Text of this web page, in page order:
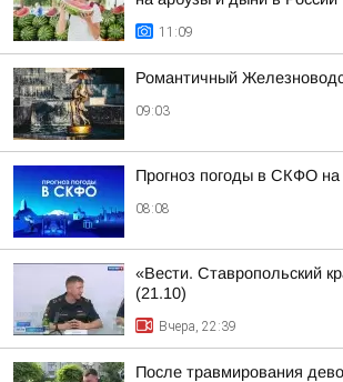
11:09
Романтичный
09:03
Прогноз погоды в СКФО на
08:08
«Вести. Ставропольский
(21.10)
Вчера, 22:39
После травмирования